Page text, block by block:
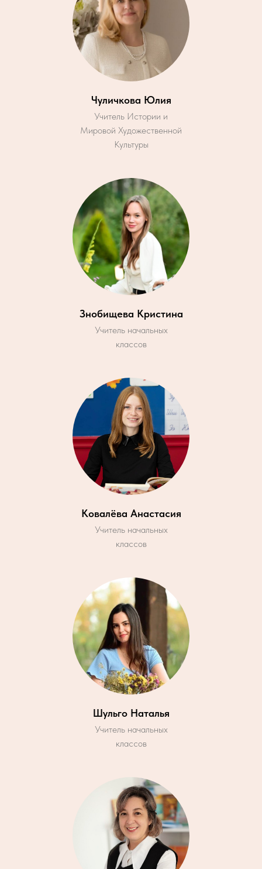
Чуличкова Юлия
Учитель Истории и
Мировой Художественной
Культуры
Знобищева Кристина
Учитель начальных
классов
Ковалёва Анастасия
Учитель начальных
классов
Шульго Наталья
Учитель начальных
классов